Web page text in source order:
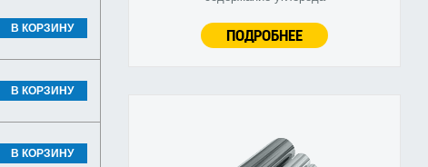
ПОДРОБНЕЕ
В КОРЗИНУ
В КОРЗИНУ
В КОРЗИНУ